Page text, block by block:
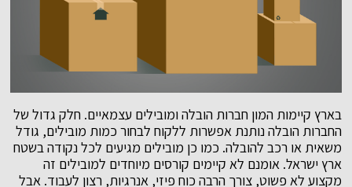
בארץ קיימות המון חברות הובלה ומובילים עצמאיים. חלק גדול של
החברות הובלה נותנת אפשרות ללקוח לבחור כמות מובילים, גודל
משאית או רכב להובלה. כמו כן מובילים מגיעים לכל נקודה בשטח
ארץ ישראל. אומנם לא קיימים קורסים מיוחדים למובילים זה
מקצוע לא פשוט, צורך הרבה כוח פיזי, אנרגיות, רצון לעבוד. אבל